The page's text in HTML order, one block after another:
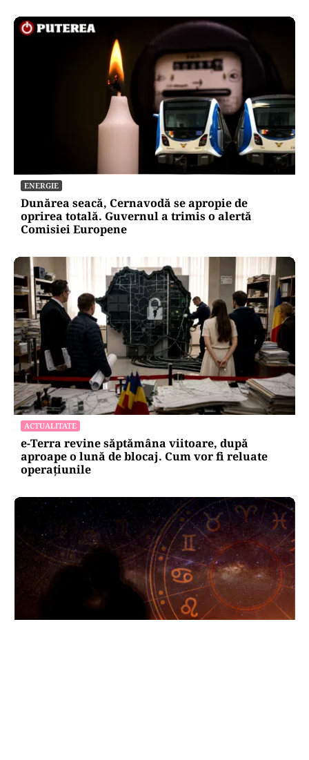
ENERGIE
Dunărea seacă, Cernavodă se apropie de
oprirea totală. Guvernul a trimis o alertă
Comisiei Europene
ACTUALITATE
e-Terra revine săptămâna viitoare, după
aproape o lună de blocaj. Cum vor fi reluate
operațiunile